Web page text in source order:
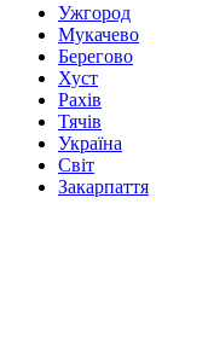
Ужгород
Мукачево
Берегово
Хуст
Рахів
Тячів
Україна
Світ
Закарпаття